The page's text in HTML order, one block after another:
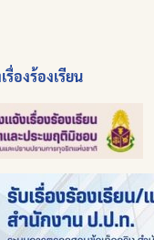
รื่องร้องเรียน